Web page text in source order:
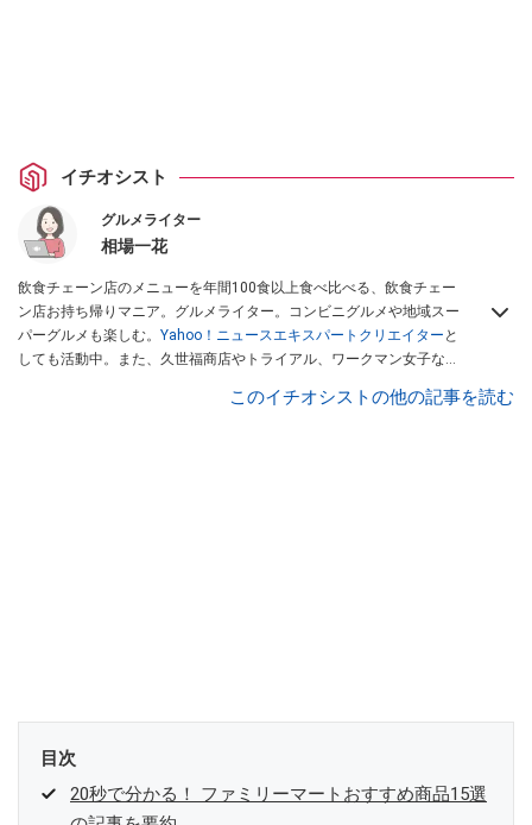
イチオシスト
グルメライター
相場一花
飲食チェーン店のメニューを年間100食以上食べ比べる、飲食チェー
ン店お持ち帰りマニア。グルメライター。コンビニグルメや地域スー
パーグルメも楽しむ。 Yahoo！ニュースエキスパートクリエイター と
しても活動中。また、久世福商店やトライアル、ワークマン女子など
、集英社「週刊プレイボーイ」、宝島
このイチオシストの他の記事を読む
目次
20秒で分かる！ ファミリーマートおすすめ商品15選